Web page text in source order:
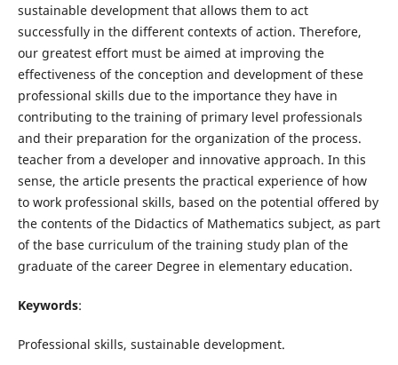
sustainable development that allows them to act
successfully in the different contexts of action. Therefore,
our greatest effort must be aimed at improving the
effectiveness of the conception and development of these
professional skills due to the importance they have in
contributing to the training of primary level professionals
and their preparation for the organization of the process.
teacher from a developer and innovative approach. In this
sense, the article presents the practical experience of how
to work professional skills, based on the potential offered by
the contents of the Didactics of Mathematics subject, as part
of the base curriculum of the training study plan of the
graduate of the career Degree in elementary education.
Keywords:
Professional skills, sustainable development.